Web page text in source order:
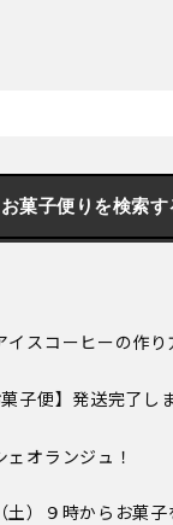
お菓子便りを検索す
イスコーヒーの作り
菓子便】発送完了し
ェオランジュ！
土）９時からお菓